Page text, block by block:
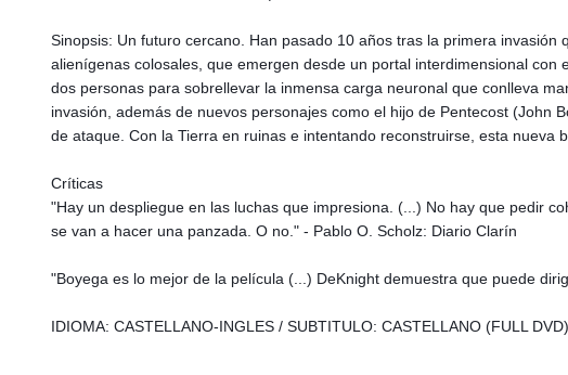
Sinopsis: Un futuro cercano. Han pasado 10 años tras la primera
alienígenas colosales, que emergen desde un portal interdimensional
dos personas para sobrellevar la inmensa carga neuronal que conlleva
invasión, además de nuevos personajes como el hijo de Pentecost
de ataque. Con la Tierra en ruinas e intentando reconstruirse, esta nueva
Críticas
"Hay un despliegue en las luchas que impresiona. (...) No hay que pedir
se van a hacer una panzada. O no." - Pablo O. Scholz: Diario Clarín
"Boyega es lo mejor de la película (...) DeKnight demuestra que puede
IDIOMA: CASTELLANO-INGLES / SUBTITULO: CASTELLANO (FULL DVD)